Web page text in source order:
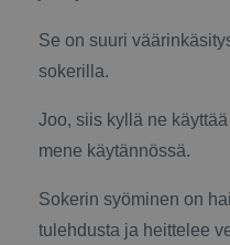
Se on suuri
sokerilla.
Joo, siis kyllä ne
mene käytännössä.
Sokerin syöminen on
tulehdusta ja heittelee